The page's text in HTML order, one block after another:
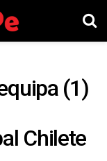
(1)
Chilete